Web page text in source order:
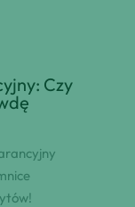
Czy